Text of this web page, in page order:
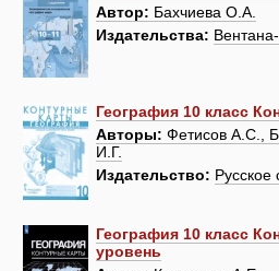
Автор: Бахчиева О.А.
Издательства:
География 10 класс
Авторы: Фетисов А.С.,
И.Г.
Издательство: Русское
География 10 класс
уровень